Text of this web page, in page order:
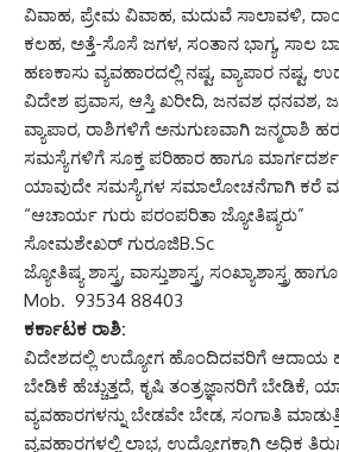
ವಿವಾಹ, ಪ್ರೇಮ ವಿವಾಹ, ಮದುವೆ ಸಾಲಾವಳಿ,
ಕಲಹ, ಅತ್ತೆ-ಸೊಸೆ ಜಗಳ, ಸಂತಾನ ಭಾಗ್ಯ, ಸಾಲ
ಹಣಕಾಸು ವ್ಯವಹಾರದಲ್ಲಿ ನಷ್ಟ, ವ್ಯಾಪಾರ ನಷ್ಟ,
ವಿದೇಶ ಪ್ರವಾಸ, ಆಸ್ತಿ ಖರೀದಿ, ಜನವಶ ಧನವಶ,
ವ್ಯಾಪಾರ, ರಾಶಿಗಳಿಗೆ ಅನುಗುಣವಾಗಿ ಜನ್ಮರಾಶಿ
ಸಮಸ್ಯೆಗಳಿಗೆ ಸೂಕ್ತ ಪರಿಹಾರ ಹಾಗೂ
ಯಾವುದೇ ಸಮಸ್ಯೆಗಳ ಸಮಾಲೋಚನೆಗಾಗಿ ಕರೆ
“ಆಚಾರ್ಯ ಗುರು ಪರಂಪರಿತಾ ಜ್ಯೋತಿಷ್ಯರು”
ಸೋಮಶೇಖರ್ ಗುರೂಜಿB.Sc
ಜ್ಯೋತಿಷ್ಯ ಶಾಸ್ತ್ರ, ವಾಸ್ತುಶಾಸ್ತ್ರ, ಸಂಖ್ಯಾಶಾಸ್ತ್ರ
Mob. 93534 88403
ಕರ್ಕಾಟಕ ರಾಶಿ:
ವಿದೇಶದಲ್ಲಿ ಉದ್ಯೋಗ ಹೊಂದಿದವರಿಗೆ ಆದಾಯ
ಬೇಡಿಕೆ ಹೆಚ್ಚುತ್ತದೆ, ಕೃಷಿ ತಂತ್ರಜ್ಞಾನರಿಗೆ
ವ್ಯವಹಾರಗಳನ್ನು ಬೇಡವೇ ಬೇಡ, ಸಂಗಾತಿ
ವ್ಯವಹಾರಗಳಲ್ಲಿ ಲಾಭ, ಉದ್ಯೋಗಕ್ಕಾಗಿ ಅಧಿಕ